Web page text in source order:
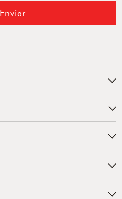
Enviar